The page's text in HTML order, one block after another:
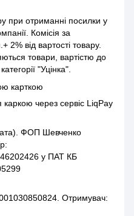
при отриманні посилки у
Комісія за
2% від вартості товару.
товари, вартістю до
"Уцінка".
карткою
через сервіс LiqPay
ФОП Шевченко
у ПАТ КБ
Отримувач: